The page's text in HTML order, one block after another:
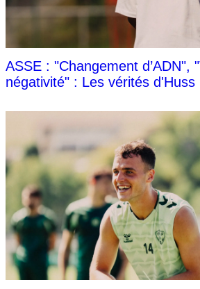
ASSE : "Changement d’ADN",
négativité" : Les vérités d'Huss